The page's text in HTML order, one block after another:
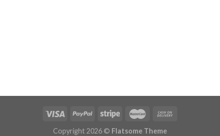
Copyright 2026 © Flatsome Theme